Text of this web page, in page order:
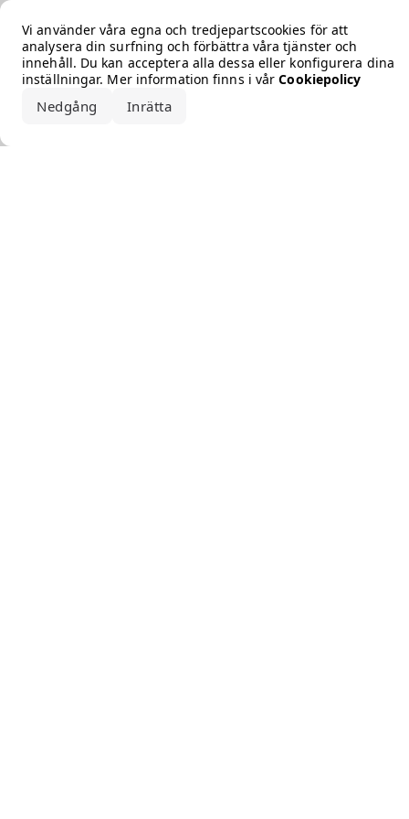
Vi använder våra egna och tredjepartscookies för att
analysera din surfning och förbättra våra tjänster och
innehåll. Du kan acceptera alla dessa eller konfigurera dina
inställningar. Mer information finns i vårCookiepolicy
Nedgång Inrätta
Error loading the brand